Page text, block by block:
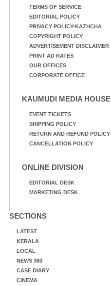
TERMS OF SERVICE
EDITORIAL POLICY
PRIVACY POLICY-KAZHCHA
COPYRIGHT POLICY
ADVERTISEMENT DISCLAIMER
PRINT AD RATES
OUR OFFICES
CORPORATE OFFICE
KAUMUDI MEDIA HOUSE
EVENT TICKETS
SHIPPING POLICY
RETURN AND REFUND POLICY
CANCELLATION POLICY
ONLINE DIVISION
EDITORIAL DESK
MARKETING DESK
SECTIONS
LATEST
KERALA
LOCAL
NEWS 360
CASE DIARY
CINEMA